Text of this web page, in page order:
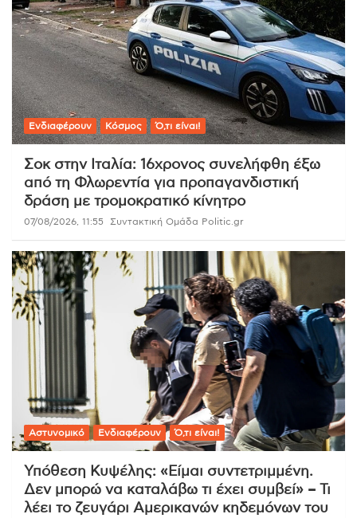
Ενδιαφέρουν Κόσμος Ό,τι είναι!
Σοκ στην Ιταλία: 16χρονος συνελήφθη έξω
από τη Φλωρεντία για προπαγανδιστική
δράση με τρομοκρατικό κίνητρο
07/08/2026, 11:55 Συντακτική Ομάδα Politic.gr
Αστυνομικό Ενδιαφέρουν Ό,τι είναι!
Υπόθεση Κυψέλης: «Είμαι συντετριμμένη.
Δεν μπορώ να καταλάβω τι έχει συμβεί» – Τι
λέει το ζευγάρι Αμερικανών κηδεμόνων του